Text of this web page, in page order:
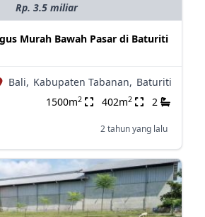
Rp. 3.5 miliar
Murah Bawah Pasar di Baturiti
Bali, Kabupaten Tabanan, Baturiti
1500m2 402m2 2
2 tahun yang lalu